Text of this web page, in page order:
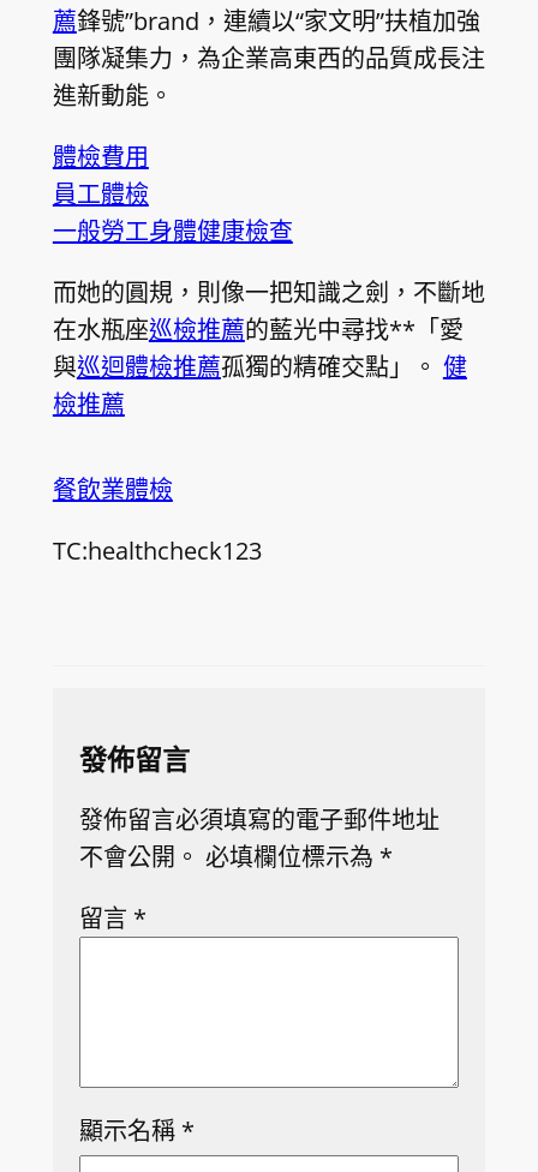
薦鋒號”brand，連續以“家文明”扶植加強
團隊凝集力，為企業高東西的品質成長注
進新動能。
體檢費用
員工體檢
一般勞工身體健康檢查
而她的圓規，則像一把知識之劍，不斷地
在水瓶座巡檢推薦的藍光中尋找**「愛
與巡迴體檢推薦孤獨的精確交點」。 健
檢推薦
餐飲業體檢
TC:healthcheck123
發佈留言
發佈留言必須填寫的電子郵件地址
不會公開。 必填欄位標示為 *
留言 *
顯示名稱 *